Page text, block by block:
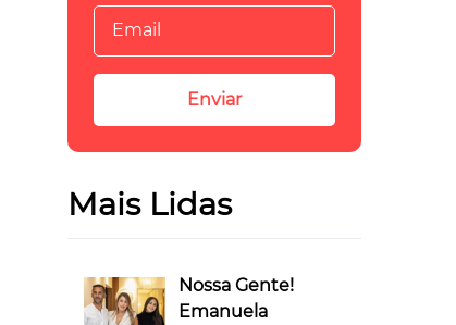
Mais Lidas
Nossa Gente!
Emanuela